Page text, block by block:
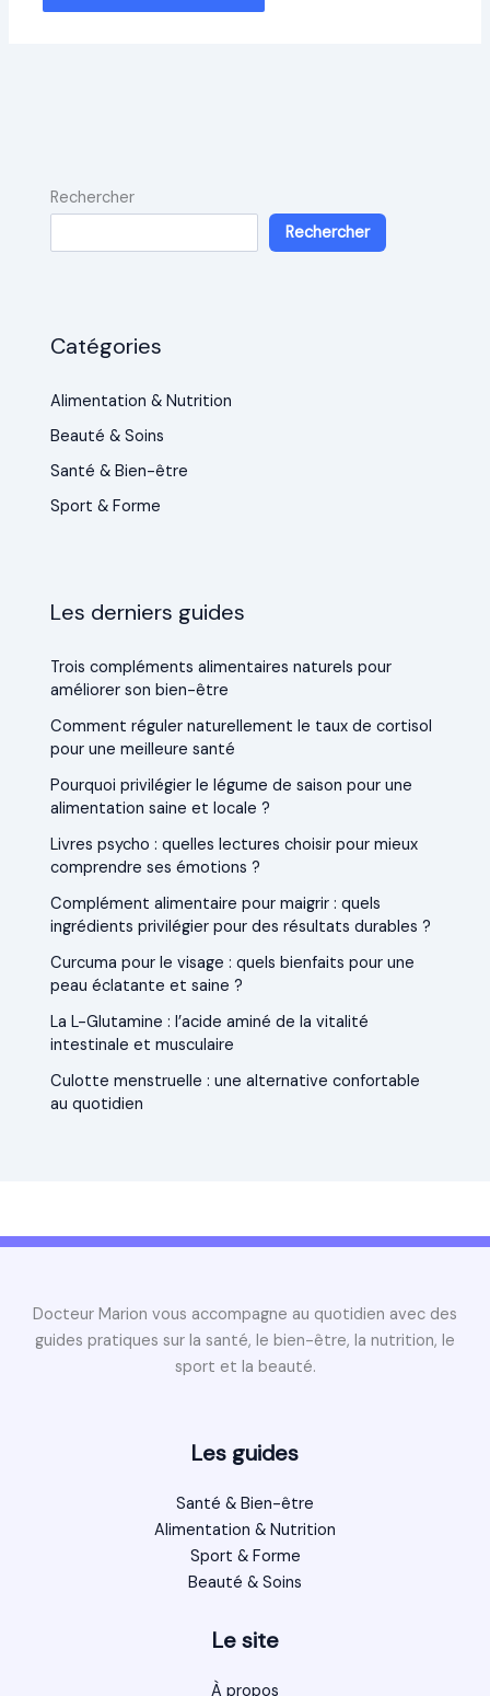
Rechercher
Rechercher
Catégories
Alimentation & Nutrition
Beauté & Soins
Santé & Bien-être
Sport & Forme
Les derniers guides
Trois compléments alimentaires naturels pour
améliorer son bien-être
Comment réguler naturellement le taux de cortisol
pour une meilleure santé
Pourquoi privilégier le légume de saison pour une
alimentation saine et locale ?
Livres psycho : quelles lectures choisir pour mieux
comprendre ses émotions ?
Complément alimentaire pour maigrir : quels
ingrédients privilégier pour des résultats durables ?
Curcuma pour le visage : quels bienfaits pour une
peau éclatante et saine ?
La L-Glutamine : l’acide aminé de la vitalité
intestinale et musculaire
Culotte menstruelle : une alternative confortable
au quotidien
Docteur Marion vous accompagne au quotidien avec des
guides pratiques sur la santé, le bien-être, la nutrition, le
sport et la beauté.
Les guides
Santé & Bien-être
Alimentation & Nutrition
Sport & Forme
Beauté & Soins
Le site
À propos